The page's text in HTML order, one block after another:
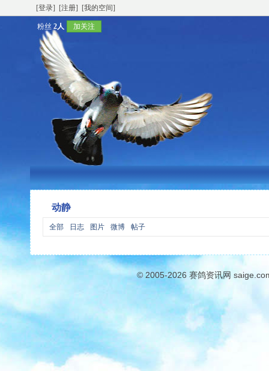
[登录] [注册] [我的空间]
粉丝 2人 加关注
动静
全部 日志 图片 微博 帖子
© 2005-2026 赛鸽资讯网